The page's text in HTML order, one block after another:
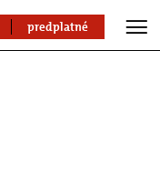
predplatné